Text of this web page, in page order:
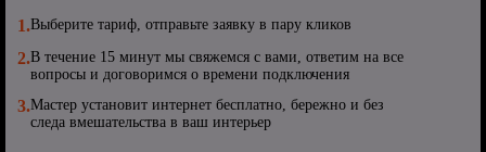
1.Выберите тариф, отправьте заявку в пару кликов
2.В течение 15 минут мы свяжемся с вами, ответим на все
вопросы и договоримся о времени подключения
3.Мастер установит интернет бесплатно, бережно и без
следа вмешательства в ваш интерьер